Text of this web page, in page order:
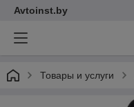
Avtoinst.by
Товары и услуги